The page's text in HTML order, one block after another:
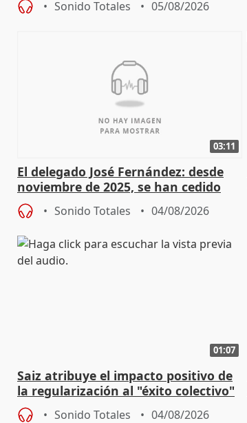
Sonido Totales 05/08/2026
03:11
El delegado José Fernández: desde
noviembre de 2025, se han cedido
9.810 ayudas por nacimiento
Sonido Totales 04/08/2026
01:07
Saiz atribuye el impacto positivo de
la regularización al "éxito colectivo"
del Gobierno
Sonido Totales 04/08/2026